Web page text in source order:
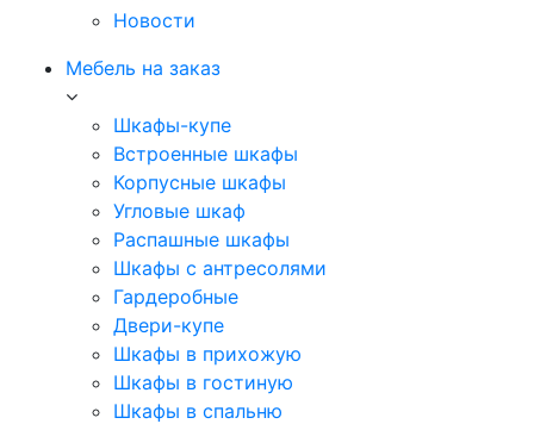
Новости
Мебель на заказ
Шкафы-купе
Встроенные шкафы
Корпусные шкафы
Угловые шкаф
Распашные шкафы
Шкафы с антресолями
Гардеробные
Двери-купе
Шкафы в прихожую
Шкафы в гостиную
Шкафы в спальню